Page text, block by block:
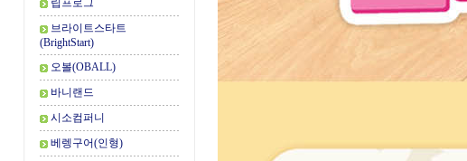
립프로그
브라이트스타트
(BrightStart)
오볼(OBALL)
바니랜드
시소컴퍼니
베렝구어(인형)